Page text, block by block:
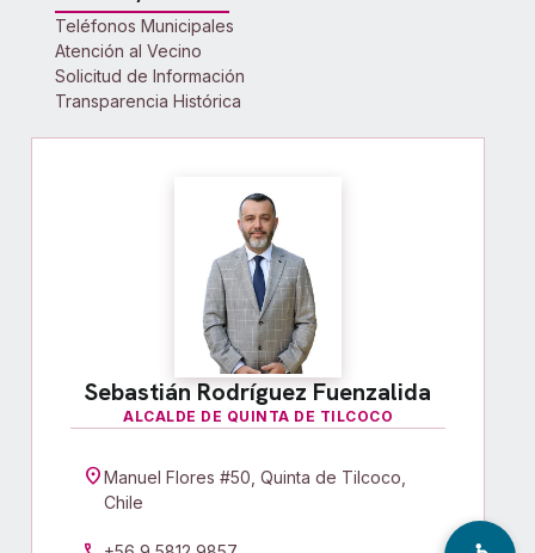
Teléfonos Municipales
Atención al Vecino
Solicitud de Información
Transparencia Histórica
Sebastián Rodríguez Fuenzalida
ALCALDE DE QUINTA DE TILCOCO
location_onManuel Flores #50, Quinta de Tilcoco,
Chile